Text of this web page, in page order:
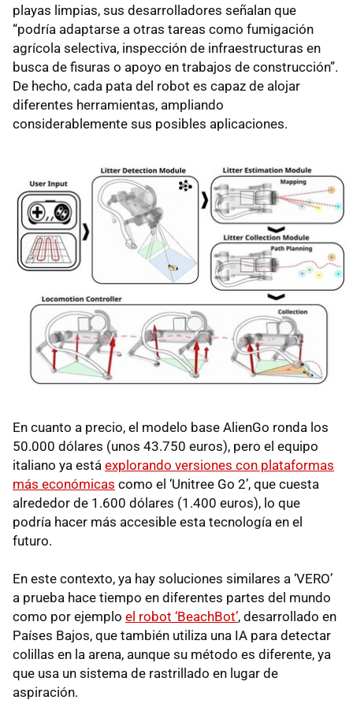
playas limpias, sus desarrolladores señalan que
“podría adaptarse a otras tareas como fumigación
agrícola selectiva, inspección de infraestructuras en
busca de fisuras o apoyo en trabajos de construcción”.
De hecho, cada pata del robot es capaz de alojar
diferentes herramientas, ampliando
considerablemente sus posibles aplicaciones.
En cuanto a precio, el modelo base AlienGo ronda los
50.000 dólares (unos 43.750 euros), pero el equipo
italiano ya está explorando versiones con plataformas
más económicas como el ‘Unitree Go 2’, que cuesta
alrededor de 1.600 dólares (1.400 euros), lo que
podría hacer más accesible esta tecnología en el
futuro.
En este contexto, ya hay soluciones similares a ‘VERO’
a prueba hace tiempo en diferentes partes del mundo
como por ejemplo el robot ‘BeachBot’, desarrollado en
Países Bajos, que también utiliza una IA para detectar
colillas en la arena, aunque su método es diferente, ya
que usa un sistema de rastrillado en lugar de
aspiración.